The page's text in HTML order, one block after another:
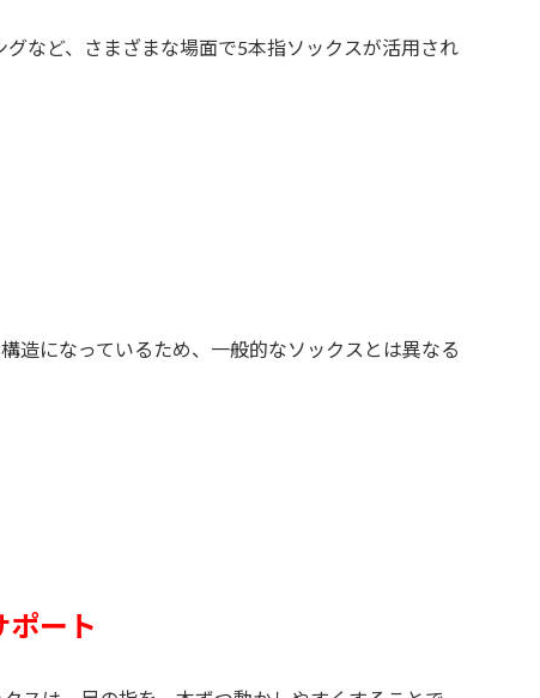
など、さまざまな場面で5本指ソックスが活用され
造になっているため、一般的なソックスとは異なる
ポート